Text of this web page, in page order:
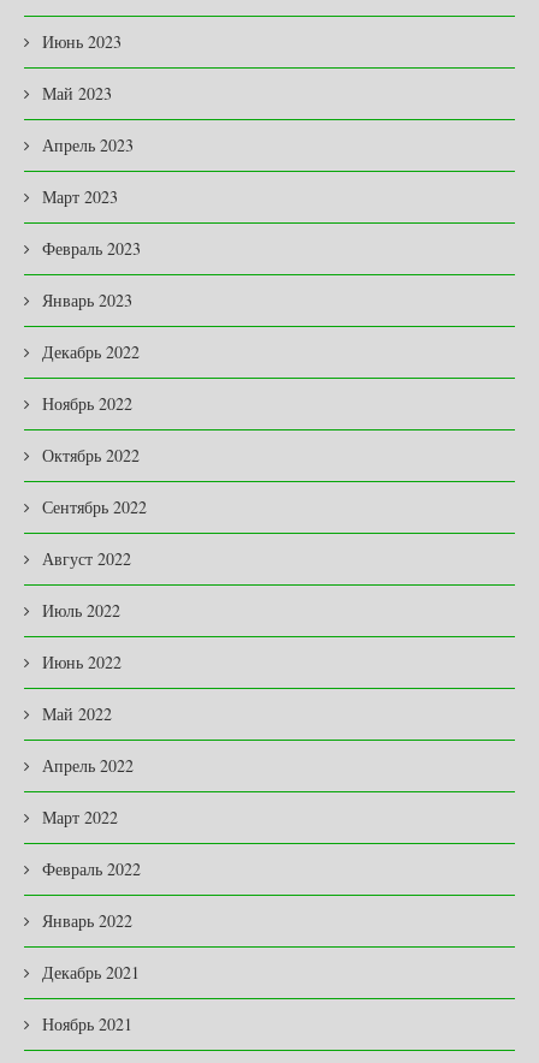
Июнь 2023
Май 2023
Апрель 2023
Март 2023
Февраль 2023
Январь 2023
Декабрь 2022
Ноябрь 2022
Октябрь 2022
Сентябрь 2022
Август 2022
Июль 2022
Июнь 2022
Май 2022
Апрель 2022
Март 2022
Февраль 2022
Январь 2022
Декабрь 2021
Ноябрь 2021